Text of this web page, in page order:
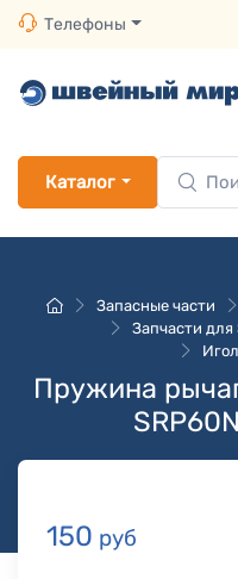
Телефоны
Каталог
Запасные части
Запчасти для
Пружина
150 руб